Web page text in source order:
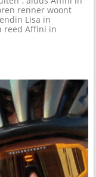
renner woont
Lisa in
reed Affini in